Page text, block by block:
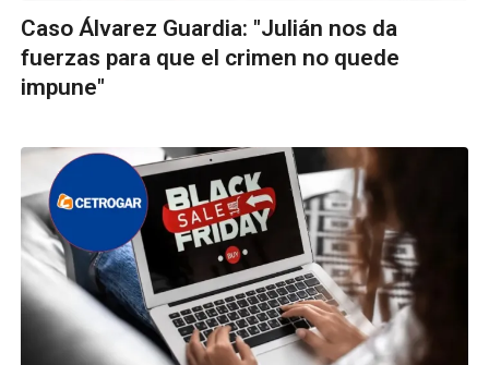
Caso Álvarez Guardia: "Julián nos da
fuerzas para que el crimen no quede
impune"